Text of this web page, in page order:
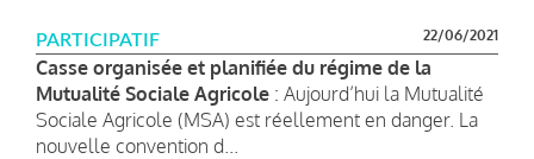
PARTICIPATIF 22/06/2021
Casse organisée et planifiée du régime de la
Mutualité Sociale Agricole : Aujourd’hui la Mutualité
Sociale Agricole (MSA) est réellement en danger. La
nouvelle convention d...